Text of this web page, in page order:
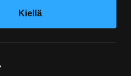
Kiellä